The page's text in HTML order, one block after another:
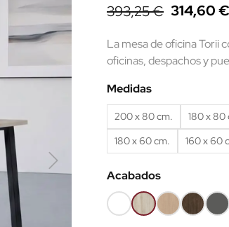
393,25 € 314,60 €
La mesa de oficina Torii
oficinas, despachos y
Medidas
200 x 80 cm. 180 x 80
180 x 60 cm.
160 x 60
Acabados
Blanco
68
Haya
52
Roble
60
Castaño
53
Gris